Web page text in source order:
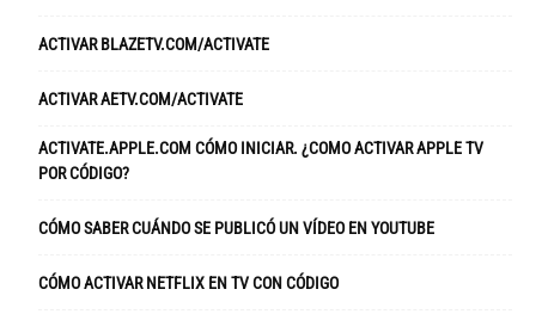
ACTIVAR BLAZETV.COM/ACTIVATE
ACTIVAR AETV.COM/ACTIVATE
ACTIVATE.APPLE.COM CÓMO INICIAR. ¿COMO ACTIVAR APPLE TV
POR CÓDIGO?
CÓMO SABER CUÁNDO SE PUBLICÓ UN VÍDEO EN YOUTUBE
CÓMO ACTIVAR NETFLIX EN TV CON CÓDIGO